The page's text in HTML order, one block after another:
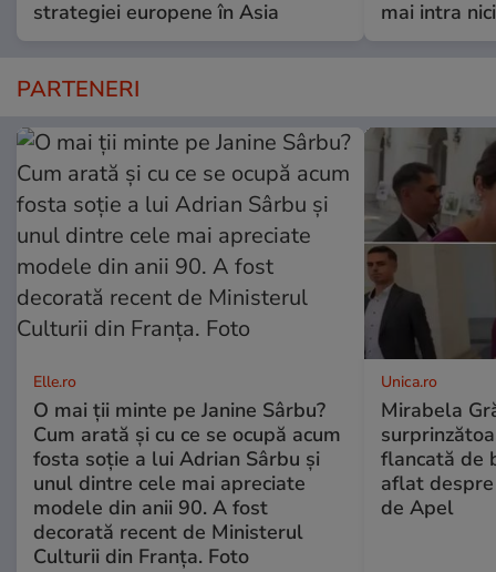
strategiei europene în Asia
mai intra
PARTENERI
Elle.ro
O mai ții minte pe Janine Sârbu?
Cum arată și cu ce se ocupă acum
fosta soție a lui Adrian Sârbu și
unul dintre cele mai apreciate
modele din anii 90. A fost
decorată recent de Ministerul
Culturii din Franța. Foto
Unica.ro
Mirabela
flancată de
aflat
de Apel